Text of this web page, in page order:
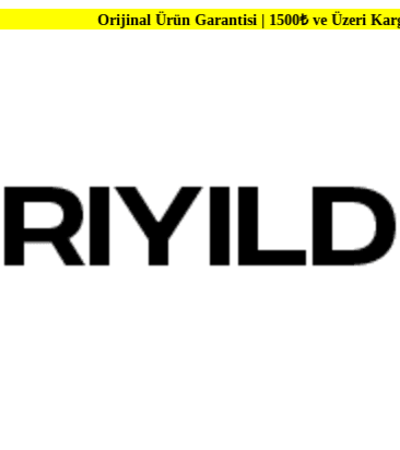
Ürün Garantisi | 1500₺ ve Üzeri Kargo BEDAVA |